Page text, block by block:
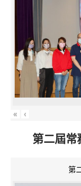
« ‹
第二屆
第